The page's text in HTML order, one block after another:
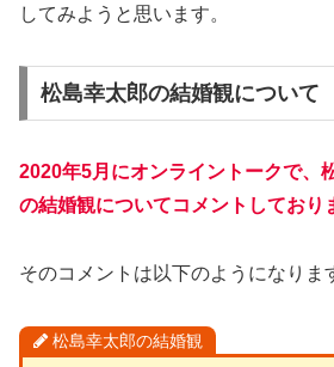
してみようと思います。
松島幸太郎の結婚観について
2020年5月にオンライントークで、
の結婚観についてコメントしており
そのコメントは以下のようになりま
松島幸太郎の結婚観